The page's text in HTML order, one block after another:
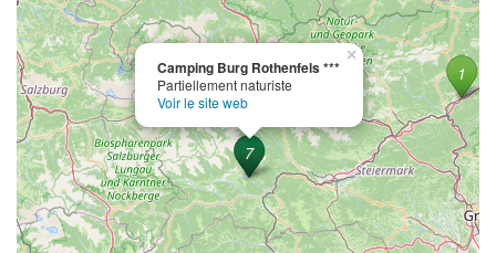
Camping Burg Rothenfels ***
Partiellement naturiste
Voir le site web
×